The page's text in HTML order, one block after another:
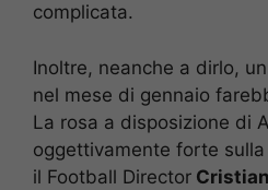
complicata.
Inoltre, neanche a dirlo,
nel mese di gennaio
La rosa a disposizione di
oggettivamente forte
il Football Director